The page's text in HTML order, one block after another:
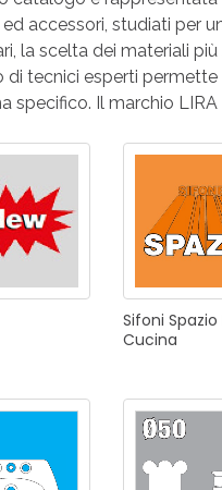
PER
DISABILI
PER
DISABILI
accessori, studiati per
la scelta dei materiali
di tecnici esperti
specifico. Il marchio LIRA
Sifoni Spazio
Cucina